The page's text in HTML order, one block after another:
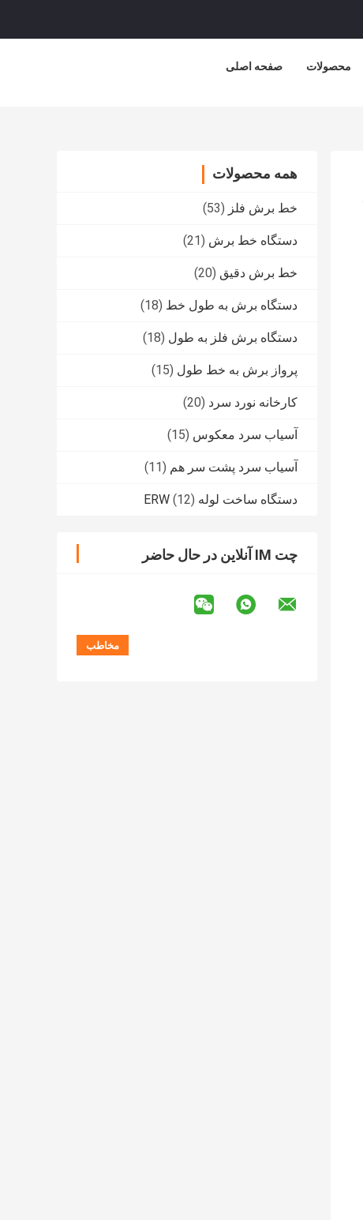
صفحه اصلی محصولات
همه محصولات
خط برش فلز (53)
دستگاه خط برش (21)
خط برش دقیق (20)
دستگاه برش به طول خط (18)
دستگاه برش فلز به طول (18)
پرواز برش به خط طول (15)
کارخانه نورد سرد (20)
آسیاب سرد معکوس (15)
آسیاب سرد پشت سر هم (11)
دستگاه ساخت لوله ERW (12)
چت IM آنلاین در حال حاضر